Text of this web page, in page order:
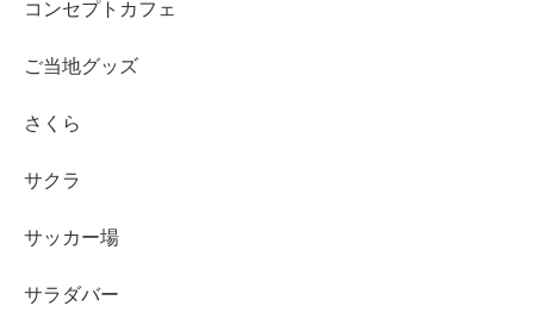
コンセプトカフェ
ご当地グッズ
さくら
サクラ
サッカー場
サラダバー